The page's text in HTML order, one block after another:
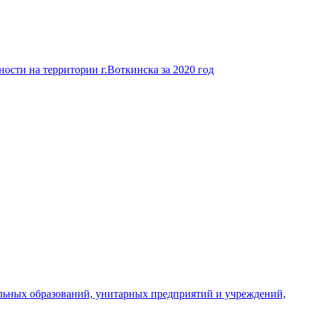
на территории г.Воткинска за 2020 год
образований, унитарных предприятий и учреждений,